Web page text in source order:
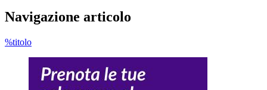
Navigazione articolo
%titolo